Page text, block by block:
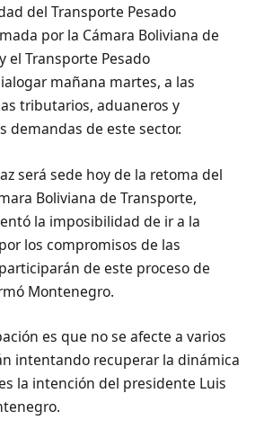
del Transporte Pesado
por la Cámara Boliviana de
el Transporte Pesado
mañana martes, a las
tributarios, aduaneros y
demandas de este sector.
será sede hoy de la retoma del
Boliviana de Transporte,
la imposibilidad de ir a la
los compromisos de las
de este proceso de
Montenegro.
es que no se afecte a varios
intentando recuperar la dinámica
la intención del presidente Luis